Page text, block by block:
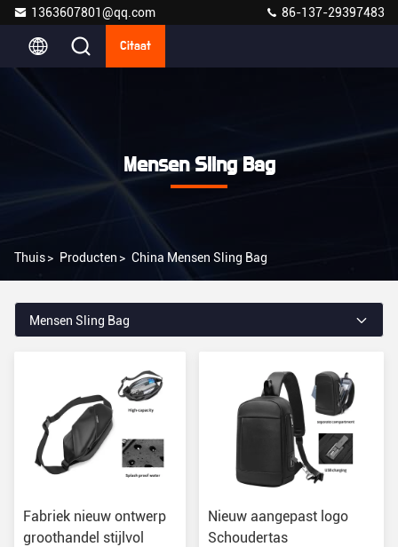
1363607801@qq.com 86-137-29397483
Citaat
Mensen Sling Bag
Thuis> Producten > China Mensen Sling Bag
Mensen Sling Bag
Fabriek nieuw ontwerp
groothandel stijlvol
Nieuw aangepast logo
Schoudertas